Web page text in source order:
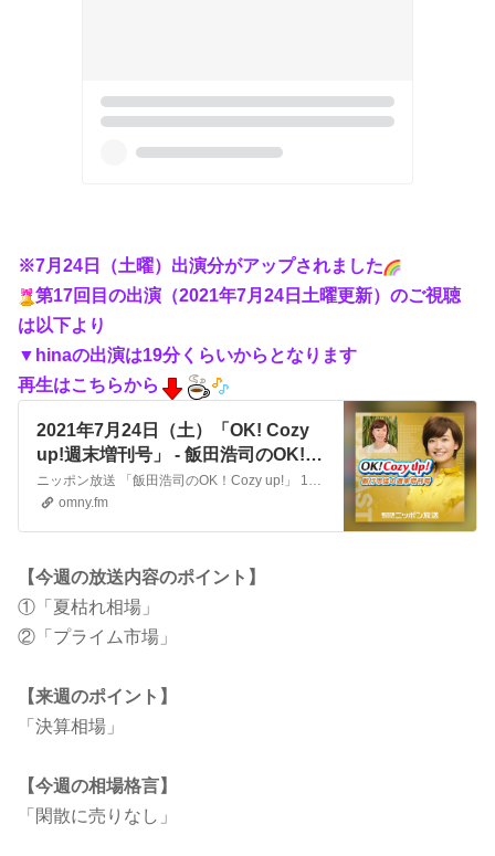
※7月24日（土曜）出演分がアップされました
第17回目の出演（2021年7月24日土曜更新）のご視聴
は以下より
▼hinaの出演は19分くらいからとなります
再生はこちらから
2021年7月24日（土）「OK! Cozy
up!週末増刊号」 - 飯田浩司のOK!
Cozy up！ - Omny.fm
ニッポン放送 「飯田浩司のOK！Cozy up!」 1週間の放送を振り返る「Ok ! Cozy up！週末増刊号」 今週の番組の聞きどころや、ご意見やメッセージ 今後のニュース予定などを新行市佳アナウンサーが紹介。 今週の株式市場のまとめと来週の見通しについてお送りするコーナー トレーダーで、株ブロガーのhinaさんが解説。 （hinaの株ブログ：…
omny.fm
【今週の放送内容のポイント】
①「夏枯れ相場」
②「プライム市場」
【来週のポイント】
「決算相場」
【今週の相場格言】
「閑散に売りなし」